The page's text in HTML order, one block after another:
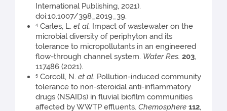
International Publishing, 2021).
doi:10.1007/398_2019_39.
4 Carles, L. et al. Impact of wastewater on the
microbial diversity of periphyton and its
tolerance to micropollutants in an engineered
flow-through channel system. Water Res. 203,
117486 (2021).
5 Corcoll, N. et al. Pollution-induced community
tolerance to non-steroidal anti-inflammatory
drugs (NSAIDs) in fluvial biofilm communities
affected by WWTP effluents. Chemosphere 112,